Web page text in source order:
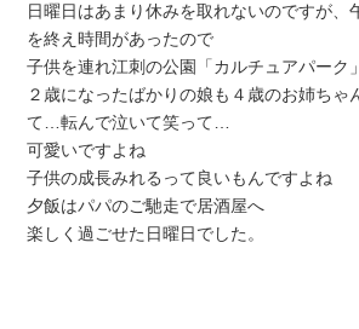
日曜日はあまり休みを取れないのですが、
を終え時間があったので
子供を連れ江刺の公園「カルチュアパーク
２歳になったばかりの娘も４歳のお姉ちゃ
て…転んで泣いて笑って…
可愛いですよね
子供の成長みれるって良いもんですよね
夕飯はパパのご馳走で居酒屋へ
楽しく過ごせた日曜日でした。